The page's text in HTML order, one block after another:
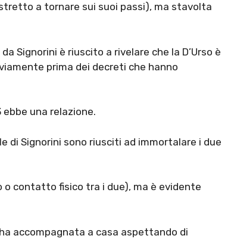
a tornare sui suoi passi), ma stavolta
Signorini è riuscito a rivelare che la D’Urso è
prima dei decreti che hanno
una relazione.
di Signorini sono riusciti ad immortalare i due
o contatto fisico tra i due), ma è evidente
accompagnata a casa aspettando di